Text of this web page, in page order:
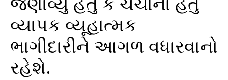
વ્યાપક વ્યૂહાત્મક
ભાગીદારીને આગળ વધારવાનો
રહેશે.